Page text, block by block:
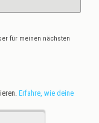
für meinen nächsten
Erfahre, wie deine